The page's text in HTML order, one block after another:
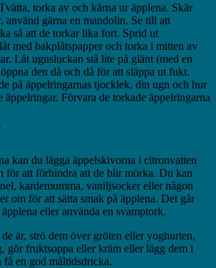
torka av och kärna ur äpplena. Skär
använd gärna en mandolin. Se till att
så att de torkar lika fort. Sprid ut
med bakplåtspapper och torka i mitten av
Låt ugnsluckan stå lite på glänt (med en
den då och då för att släppa ut fukt.
på äppelringarnas tjocklek, din ugn och hur
Förvara de torkade äppelringarna
kan du lägga äppelskivorna i citronvatten
för att förhindra att de blir mörka. Du kan
kardemumma, vaniljsocker eller någon
om för att sätta smak på äpplena. Det går
eller använda en svamptork.
är, strö dem över gröten eller yoghurten,
gör fruktsoppa eller kräm eller lägg dem i
få en god måltidsdricka.